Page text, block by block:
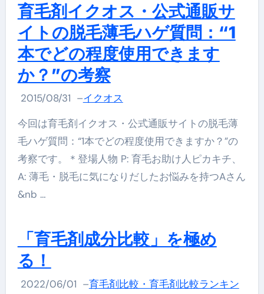
育毛剤イクオス・公式通販サ
イトの脱毛薄毛ハゲ質問：“1
本でどの程度使用できます
か？”の考察
2015/08/31 –イクオス
今回は育毛剤イクオス・公式通販サイトの脱毛薄
毛ハゲ質問：“1本でどの程度使用できますか？”の
考察です。＊登場人物 P: 育毛お助け人ピカキチ、
A: 薄毛・脱毛に気になりだしたお悩みを持つAさん
&nb …
「育毛剤成分比較」を極め
る！
2022/06/01 –育毛剤比較・育毛剤比較ランキン